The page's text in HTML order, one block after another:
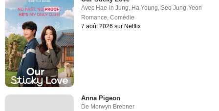
Avec Hae-in Jung Ha Young ,Seo Jung-Yeon
Romance ,Comédie
7 août 2026 sur Netflix
Anna Pigeon
De Morwyn Brebner